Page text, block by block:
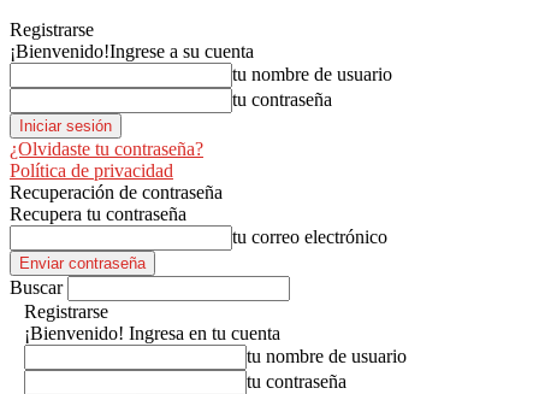
Registrarse
¡Bienvenido!Ingrese a su cuenta
tu nombre de usuario
tu contraseña
¿Olvidaste tu contraseña?
Política de privacidad
Recuperación de contraseña
Recupera tu contraseña
tu correo electrónico
Buscar
Registrarse
¡Bienvenido! Ingresa en tu cuenta
tu nombre de usuario
tu contraseña